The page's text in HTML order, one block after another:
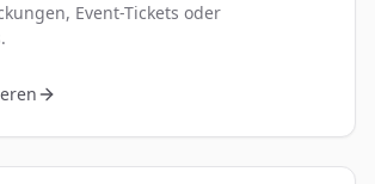
Event-Tickets oder